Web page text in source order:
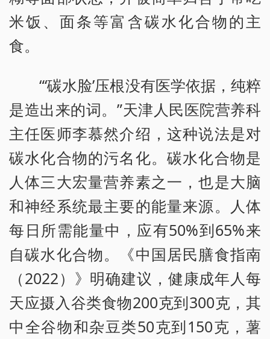
米饭、面条等富含碳水化合物的主
食。
“‘碳水脸’压根没有医学依据，纯粹
是造出来的词。”天津人民医院营养科
主任医师李慕然介绍，这种说法是对
碳水化合物的污名化。碳水化合物是
人体三大宏量营养素之一，也是大脑
和神经系统最主要的能量来源。人体
每日所需能量中，应有50%到65%来
自碳水化合物。《中国居民膳食指南
（2022）》明确建议，健康成年人每
天应摄入谷类食物200克到300克，其
中全谷物和杂豆类50克到150克，薯